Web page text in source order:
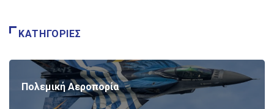
ΚΑΤΗΓΟΡΊΕΣ
Πολεμική Αεροπορία